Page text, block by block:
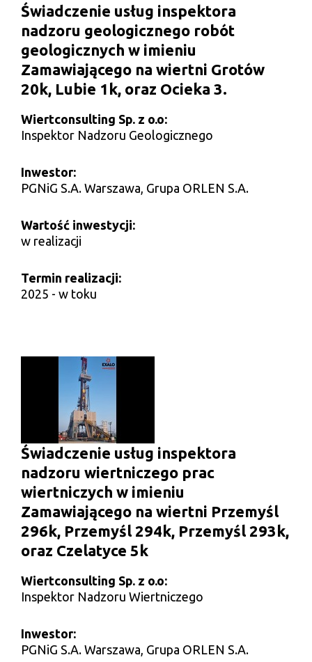
Świadczenie usług inspektora
nadzoru geologicznego robót
geologicznych w imieniu
Zamawiającego na wiertni Grotów
20k, Lubie 1k, oraz Ocieka 3.
Wiertconsulting Sp. z o.o:
Inspektor Nadzoru Geologicznego
Inwestor:
PGNiG S.A. Warszawa, Grupa ORLEN S.A.
Wartość inwestycji:
w realizacji
Termin realizacji:
2025 - w toku
Świadczenie usług inspektora
nadzoru wiertniczego prac
wiertniczych w imieniu
Zamawiającego na wiertni Przemyśl
296k, Przemyśl 294k, Przemyśl 293k,
oraz Czelatyce 5k
Wiertconsulting Sp. z o.o:
Inspektor Nadzoru Wiertniczego
Inwestor:
PGNiG S.A. Warszawa, Grupa ORLEN S.A.